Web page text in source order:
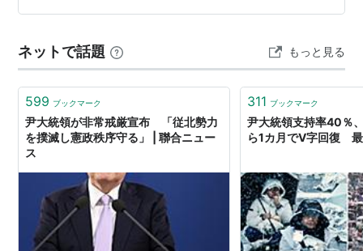
したり、代替に玄米を食べていたりしています。 それな
場合？？ 石破総…
ネットで話題 もっと見る
599 ブックマーク
尹大統領が非常戒厳宣布 「従北勢力
を撲滅し憲政秩序守る」 | 聯合ニュー
ス
311 ブックマーク
尹大統領支持率40％
ら1カ月でV字回復